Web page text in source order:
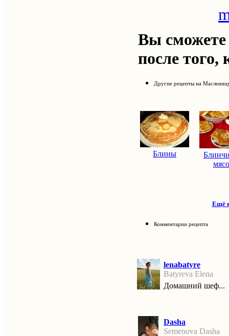
Вы сможете
после того,
Другие рецепты на
Блины
Ещё
Комментарии рецепта
lenabatyre
Batyreva Elena
Домашний шеф...
Dasha
Semenova Dasha